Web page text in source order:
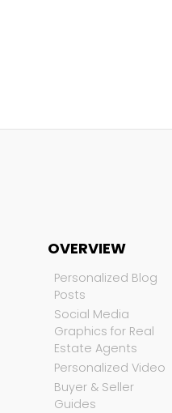
OVERVIEW
Personalized Blog
Posts
Social Media
Graphics for Real
Estate Agents
Personalized Video
Buyer & Seller
Guides